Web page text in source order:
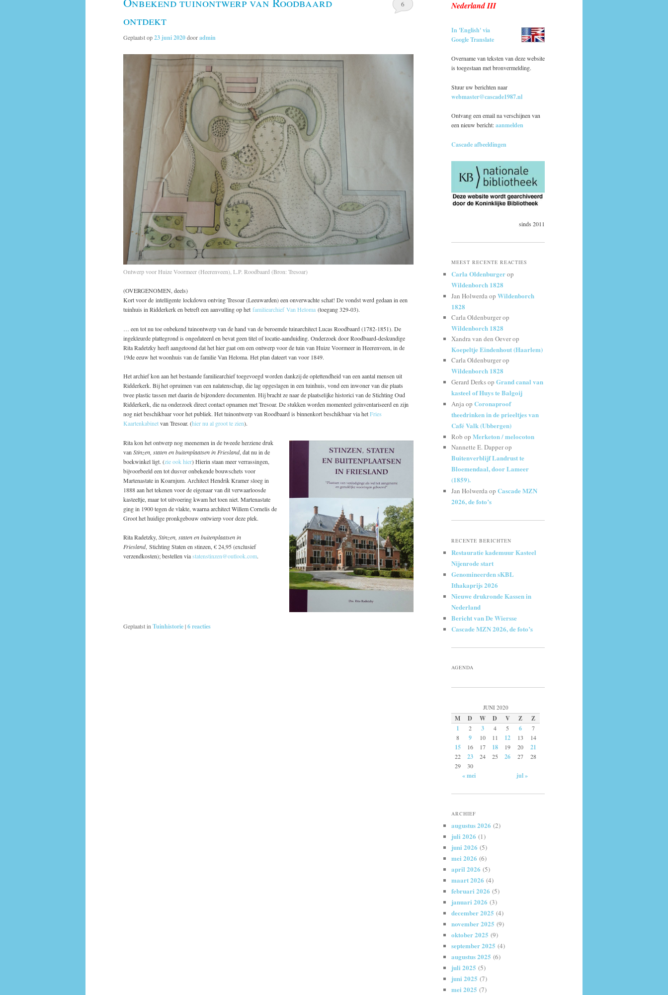
ontdekt
Geplaatst op23 juni 2020dooradmin
6
Ontwerp voor Huize Voormeer (Heerenveen), L.P. Roodbaard (Bron: Tresoar)
(OVERGENOMEN, deels)
Kort voor de intelligente lockdown ontving Tresoar (Leeuwarden) een onverwachte schat! De vondst werd gedaan in een
tuinhuis in Ridderkerk en betreft een aanvulling op het familiearchief Van Heloma (toegang 329-03).
… een tot nu toe onbekend tuinontwerp van de hand van de beroemde tuinarchitect Lucas Roodbaard (1782-1851). De
ingekleurde plattegrond is ongedateerd en bevat geen titel of locatie-aanduiding. Onderzoek door Roodbaard-deskundige
Rita Radetzky heeft aangetoond dat het hier gaat om een ontwerp voor de tuin van Huize Voormeer in Heerenveen, in de
19de eeuw het woonhuis van de familie Van Heloma. Het plan dateert van voor 1849.
Het archief kon aan het bestaande familiearchief toegevoegd worden dankzij de oplettendheid van een aantal mensen uit
Ridderkerk. Bij het opruimen van een nalatenschap, die lag opgeslagen in een tuinhuis, vond een inwoner van die plaats
twee plastic tassen met daarin de bijzondere documenten. Hij bracht ze naar de plaatselijke historici van de Stichting Oud
Ridderkerk, die na onderzoek direct contact opnamen met Tresoar. De stukken worden momenteel geïnventariseerd en zijn
nog niet beschikbaar voor het publiek. Het tuinontwerp van Roodbaard is binnenkort beschikbaar via hetFries
Kaartenkabinetvan Tresoar. (hier nu al groot te zien).
Rita kon het ontwerp nog meenemen in de tweede herziene druk
van Stinzen, staten en buitenplaatsen in Friesland, dat nu in de
boekwinkel ligt. (zie ook hier) Hierin staan meer verrassingen,
bijvoorbeeld een tot dusver onbekende bouwschets voor
Martenastate in Koarnjum. Architect Hendrik Kramer sloeg in
1888 aan het tekenen voor de eigenaar van dit verwaarloosde
kasteeltje, maar tot uitvoering kwam het toen niet. Martenastate
ging in 1900 tegen de vlakte, waarna architect Willem Cornelis de
Groot het huidige pronkgebouw ontwierp voor deze plek.
Rita Radetzky,Stinzen, staten en buitenplaatsen in
Friesland, Stichting Staten en stinzen, € 24,95 (exclusief
verzendkosten); bestellen viastatenstinzen@outlook.com.
Geplaatst in Tuinhistorie|6reacties
Nederland III
In 'English' via
Google Translate
Overname van teksten van deze website
is toegestaan met bronvermelding.
Stuur uw berichten naar
webmaster@cascade1987.nl
Ontvang een email na verschijnen van
een nieuw bericht:aanmelden
Cascade afbeeldingen
sinds 2011
MEEST RECENTE REACTIES
Carla Oldenburgerop
Wildenborch 1828
Jan Holwerdaop Wildenborch
1828
Carla Oldenburgerop
Wildenborch 1828
Xandra van den Oeverop
Koepeltje Eindenhout (Haarlem)
Carla Oldenburgerop
Wildenborch 1828
Gerard Derksop Grand canal van
kasteel of Huys te Balgoij
Anjaop Coronaproof
theedrinken in de prieeltjes van
Café Valk (Ubbergen)
Rob op Merketon / melocoton
Nannette E. Dapperop
Buitenverblijf Landrust te
Bloemendaal, door Lameer
(1859).
Jan Holwerdaop Cascade MZN
2026, de foto’s
RECENTE BERICHTEN
Restauratie kademuur Kasteel
Nijenrode start
Genomineerden sKBL
Ithakaprijs 2026
Nieuwe drukronde Kassen in
Nederland
Bericht van De Wiersse
Cascade MZN 2026, de foto’s
AGENDA
JUNI 2020
M D W D V Z
Z
1
2 3 4 5 6
7
8
9 10 11 12 13 14
15 16 17 18 19 20 21
22 23 24 25 26 27
28
29
30
« mei jul »
ARCHIEF
augustus 2026 (2)
juli 2026 (1)
juni 2026 (5)
mei 2026 (6)
april 2026 (5)
maart 2026 (4)
februari 2026 (5)
januari 2026 (3)
december 2025 (4)
november 2025 (9)
oktober 2025 (9)
september 2025 (4)
augustus 2025 (6)
juli 2025 (5)
juni 2025 (7)
mei 2025 (7)